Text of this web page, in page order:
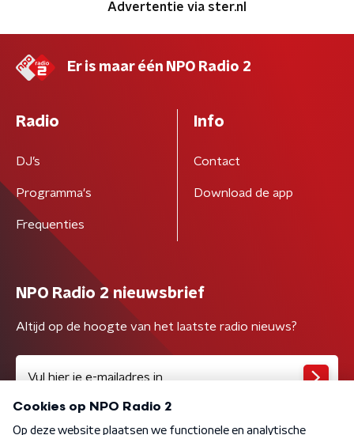
Advertentie via ster.nl
Er is maar één NPO Radio 2
Radio
DJ’s
Programma's
Frequenties
Info
Contact
Download de app
NPO Radio 2 nieuwsbrief
Altijd op de hoogte van het laatste radio nieuws?